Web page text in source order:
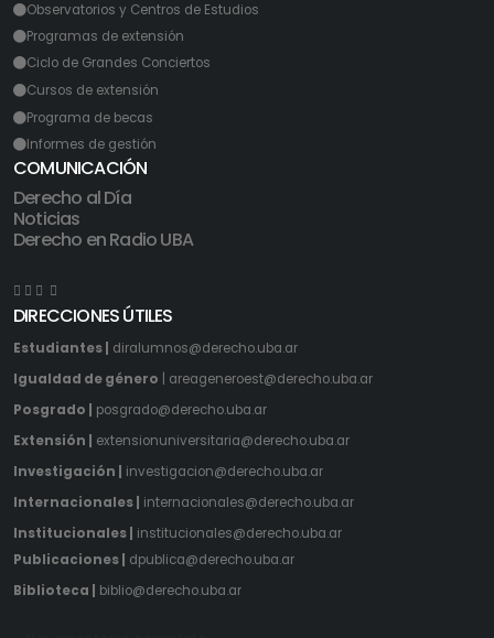
Observatorios y Centros de Estudios
Programas de extensión
Ciclo de Grandes Conciertos
Cursos de extensión
Programa de becas
Informes de gestión
COMUNICACIÓN
Derecho al Día
Noticias
Derecho en Radio UBA
DIRECCIONES ÚTILES
Estudiantes |
diralumnos@derecho.uba.ar
Igualdad de género
areageneroest@derecho.uba.ar
Posgrado |
posgrado@derecho.uba.ar
Extensión |
extensionuniversitaria@derecho.uba.ar
Investigación |
investigacion@derecho.uba.ar
Internacionales |
internacionales@derecho.uba.ar
Institucionales |
institucionales@derecho.uba.ar
Publicaciones |
dpublica@derecho.uba.ar
Biblioteca |
biblio@derecho.uba.ar